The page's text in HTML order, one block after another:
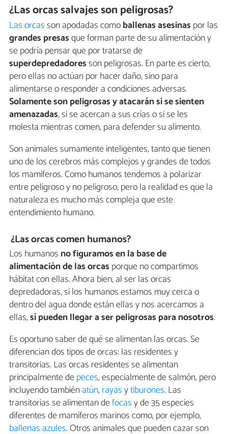
¿Las orcas salvajes son peligrosas?
Las orcasson apodadas comoballenas asesinas por las
grandes presasque forman parte de su alimentación y
se podría pensar que por tratarse de
superdepredadoresson peligrosas. En parte es cierto,
pero ellas no actúan por hacer daño, sino para
alimentarse o responder a condiciones adversas.
Solamente son peligrosas y atacarán si se sienten
amenazadas, si se acercan a sus crías o si se les
molesta mientras comen, para defender su alimento.
Son animales sumamente inteligentes, tanto que tienen
uno de los cerebros más complejos y grandes de todos
los mamíferos. Como humanos tendemos a polarizar
entre peligroso y no peligroso, pero la realidad es que la
naturaleza es mucho más compleja que este
entendimiento humano.
¿Las orcas comen humanos?
Los humanos no figuramos en la base de
alimentación de las orcas porque no compartimos
hábitat con ellas. Ahora bien, al ser las orcas
depredadoras, si los humanos estamos muy cerca o
dentro del agua donde están ellas y nos acercamos a
ellas,sí pueden llegar a ser peligrosas para nosotros.
Es oportuno saber de qué se alimentan las orcas. Se
diferencian dos tipos de orcas: las residentes y
transitorias. Las orcas residentes se alimentan
principalmente depeces, especialmente de salmón, pero
incluyendo tambiénatún,rayasytiburones. Las
transitorias se alimentan defocasy de 35 especies
diferentes de mamíferos marinos como, por ejemplo,
ballenas azules. Otros animales que pueden cazar son